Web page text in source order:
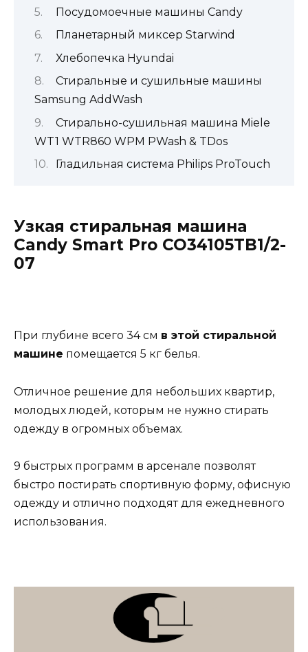
Посудомоечные машины Candy
Планетарный миксер Starwind
Хлебопечка Hyundai
Стиральные и сушильные машины
Samsung AddWash
Стирально-сушильная машина Miele
WT1 WTR860 WPM PWash & TDos
Гладильная система Philips ProTouch
Узкая стиральная машина
Candy Smart Pro CO34105TB1/2-
07
При глубине всего 34 см в этой стиральной
машине помещается 5 кг белья.
Отличное решение для небольших квартир,
молодых людей, которым не нужно стирать
одежду в огромных объемах.
9 быстрых программ в арсенале позволят
быстро постирать спортивную форму, офисную
одежду и отлично подходят для ежедневного
использования.